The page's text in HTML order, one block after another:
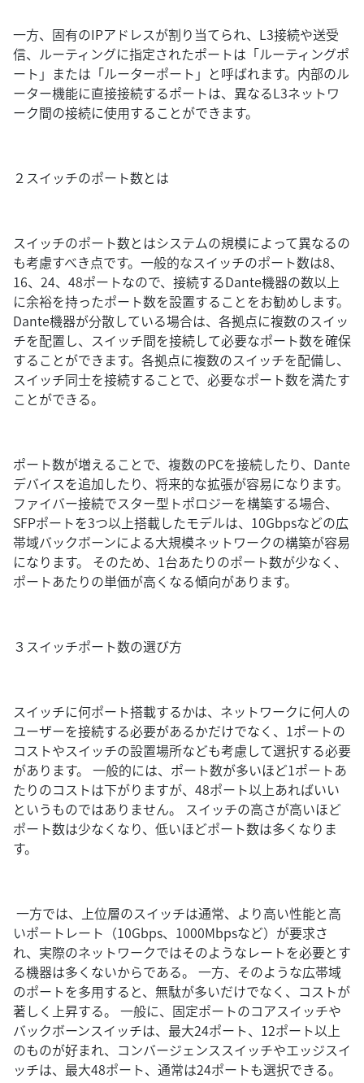
一方、固有のIPアドレスが割り当てられ、L3接続や送受
信、ルーティングに指定されたポートは「ルーティングポ
ート」または「ルーターポート」と呼ばれます。内部のル
ーター機能に直接接続するポートは、異なるL3ネットワ
ーク間の接続に使用することができます。
２スイッチのポート数とは
スイッチのポート数とはシステムの規模によって異なるの
も考慮すべき点です。一般的なスイッチのポート数は8、
16、24、48ポートなので、接続するDante機器の数以上
に余裕を持ったポート数を設置することをお勧めします。
Dante機器が分散している場合は、各拠点に複数のスイッ
チを配置し、スイッチ間を接続して必要なポート数を確保
することができます。各拠点に複数のスイッチを配備し、
スイッチ同士を接続することで、必要なポート数を満たす
ことができる。
ポート数が増えることで、複数のPCを接続したり、Dante
デバイスを追加したり、将来的な拡張が容易になります。
ファイバー接続でスター型トポロジーを構築する場合、
SFPポートを3つ以上搭載したモデルは、10Gbpsなどの広
帯域バックボーンによる大規模ネットワークの構築が容易
になります。 そのため、1台あたりのポート数が少なく、
ポートあたりの単価が高くなる傾向があります。
３スイッチポート数の選び方
スイッチに何ポート搭載するかは、ネットワークに何人の
ユーザーを接続する必要があるかだけでなく、1ポートの
コストやスイッチの設置場所なども考慮して選択する必要
があります。 一般的には、ポート数が多いほど1ポートあ
たりのコストは下がりますが、48ポート以上あればいい
というものではありません。 スイッチの高さが高いほど
ポート数は少なくなり、低いほどポート数は多くなりま
す。
一方では、上位層のスイッチは通常、より高い性能と高
いポートレート（10Gbps、1000Mbpsなど）が要求さ
れ、実際のネットワークではそのようなレートを必要とす
る機器は多くないからである。 一方、そのような広帯域
のポートを多用すると、無駄が多いだけでなく、コストが
著しく上昇する。 一般に、固定ポートのコアスイッチや
バックボーンスイッチは、最大24ポート、12ポート以上
のものが好まれ、コンバージェンススイッチやエッジスイ
ッチは、最大48ポート、通常は24ポートも選択できる。